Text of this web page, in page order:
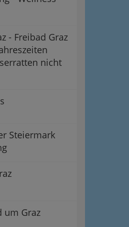
- Freibad Graz
nicht
Steiermark
um Graz